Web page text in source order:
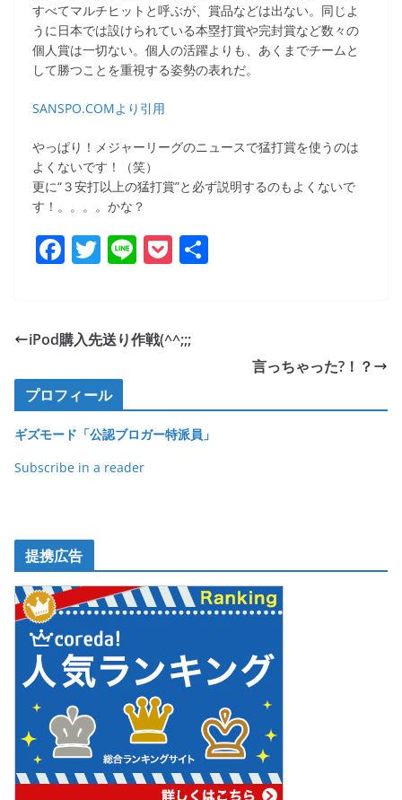
すべてマルチヒットと呼ぶが、賞品などは出ない。同じよ
うに日本では設けられている本塁打賞や完封賞など数々の
個人賞は一切ない。個人の活躍よりも、あくまでチームと
して勝つことを重視する姿勢の表れだ。
SANSPO.COMより引用
やっぱり！メジャーリーグのニュースで猛打賞を使うのは
よくないです！（笑）
更に“３安打以上の猛打賞”と必ず説明するのもよくないで
す！。。。。かな？
F
e
o
o
k
T
er
Li P
et
iPod購入先送り作戦(^^;;;
言っちゃった?！？
プロフィール
ギズモード「公認ブロガー特派員」
Subscribe in a reader
提携広告